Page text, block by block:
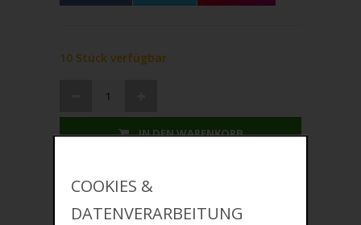
COOKIES &
DATENVERARBEITUNG
10 Stück verfügbar
IN DEN WARENKORB